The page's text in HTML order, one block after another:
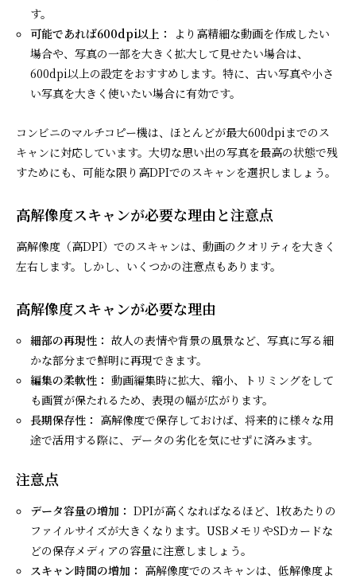
す。
可能であれば600dpi以上：
より高精細な動画を作成したい
場合や、写真の一部を大きく拡大して見せたい場合は、
600dpi以上の設定をおすすめします。特に、古い写真や小さ
い写真を大きく使いたい場合に有効です。
コンビニのマルチコピー機は、ほとんどが最大600dpiまでのス
キャンに対応しています。大切な思い出の写真を最高の状態で残
すためにも、可能な限り高DPIでのスキャンを選択しましょう。
高解像度スキャンが必要な理由と注意点
高解像度（高DPI）でのスキャンは、動画のクオリティを大きく
左右します。しかし、いくつかの注意点もあります。
高解像度スキャンが必要な理由
細部の再現性： 故人の表情や背景の風景など、写真に写る細
かな部分まで鮮明に再現できます。
編集の柔軟性： 動画編集時に拡大、縮小、トリミングをして
も画質が保たれるため、表現の幅が広がります。
長期保存性： 高解像度で保存しておけば、将来的に様々な用
途で活用する際に、データの劣化を気にせずに済みます。
注意点
データ容量の増加： DPIが高くなればなるほど、1枚あたりの
ファイルサイズが大きくなります。USBメモリやSDカードな
どの保存メディアの容量に注意しましょう。
スキャン時間の増加： 高解像度でのスキャンは、低解像度よ